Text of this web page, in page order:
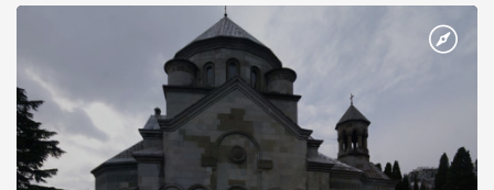
Херсонесі Володимир-язичник, став Василем-християнином.
А потім було Хрещення Русі. На честь Херсонесу Таврійського